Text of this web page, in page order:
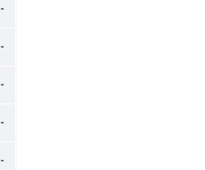
-
-
-
-
-